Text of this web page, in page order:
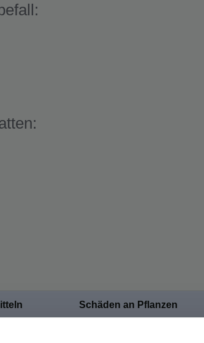
Schäden an Pflanzen